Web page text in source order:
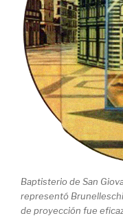
Baptisterio de San
representó
de proyección fue